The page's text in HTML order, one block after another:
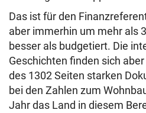
Das ist für den
aber immerhin um mehr als
besser als budgetiert. Die
Geschichten finden sich
des 1302 Seiten starken
bei den Zahlen zum
Jahr das Land in diesem